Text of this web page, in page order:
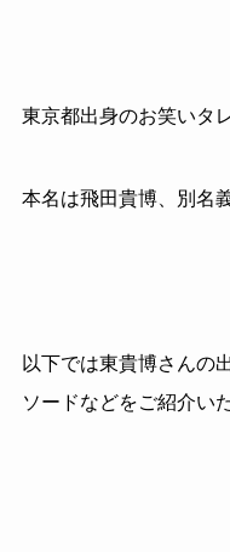
東京都出身のお笑いタ
本名は飛田貴博、別名
以下では東貴博さんの
ソードなどをご紹介い